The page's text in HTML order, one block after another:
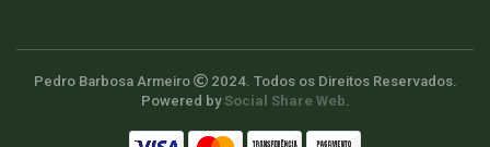
Pedro Barbosa Armeiro
2024. Todos os Direitos Reservados.
Powered by Social Share Web